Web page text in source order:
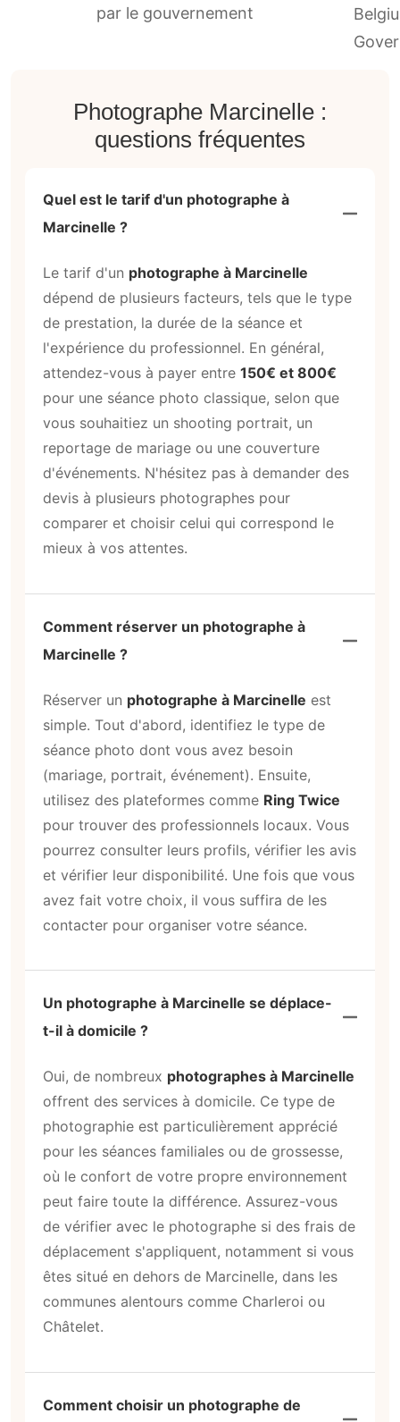
par le gouvernement
Photographe Marcinelle :
questions fréquentes
Quel est le tarif d'un photographe à
Marcinelle ?
Le tarif d'un photographe à Marcinelle
dépend de plusieurs facteurs, tels que le type
de prestation, la durée de la séance et
l'expérience du professionnel. En général,
attendez-vous à payer entre 150€ et 800€
pour une séance photo classique, selon que
vous souhaitiez un shooting portrait, un
reportage de mariage ou une couverture
d'événements. N'hésitez pas à demander des
devis à plusieurs photographes pour
comparer et choisir celui qui correspond le
mieux à vos attentes.
Comment réserver un photographe à
Marcinelle ?
Réserver un photographe à Marcinelle est
simple. Tout d'abord, identifiez le type de
séance photo dont vous avez besoin
(mariage, portrait, événement). Ensuite,
utilisez des plateformes comme Ring Twice
pour trouver des professionnels locaux. Vous
pourrez consulter leurs profils, vérifier les avis
et vérifier leur disponibilité. Une fois que vous
avez fait votre choix, il vous suffira de les
contacter pour organiser votre séance.
Un photographe à Marcinelle se déplace-
t-il à domicile ?
Oui, de nombreux photographes à Marcinelle
offrent des services à domicile. Ce type de
photographie est particulièrement apprécié
pour les séances familiales ou de grossesse,
où le confort de votre propre environnement
peut faire toute la différence. Assurez-vous
de vérifier avec le photographe si des frais de
déplacement s'appliquent, notamment si vous
êtes situé en dehors de Marcinelle, dans les
communes alentours comme Charleroi ou
Châtelet.
Comment choisir un photographe de